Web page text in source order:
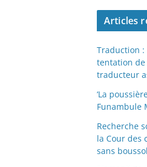
Articles
Traduction :
tentation de
traducteur
‘La
Funambule
Recherche
la Cour des
sans